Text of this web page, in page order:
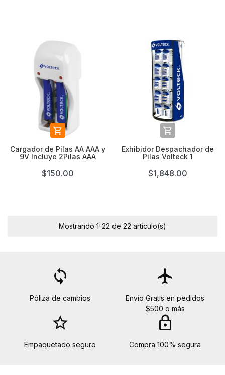

Cargador de Pilas AA AAA y
9V Incluye 2Pilas AAA
$150.00

Exhibidor Despachador de
Pilas Volteck 1
$1,848.00
Mostrando 1-22 de 22 artículo(s)
loop
Póliza de cambios
flight
Envío Gratis en pedidos
$500 o más
star_border
Empaquetado seguro
lock
Compra 100% segura